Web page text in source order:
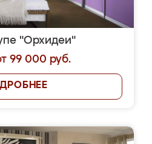
"Орхидеи"
99 000 руб.